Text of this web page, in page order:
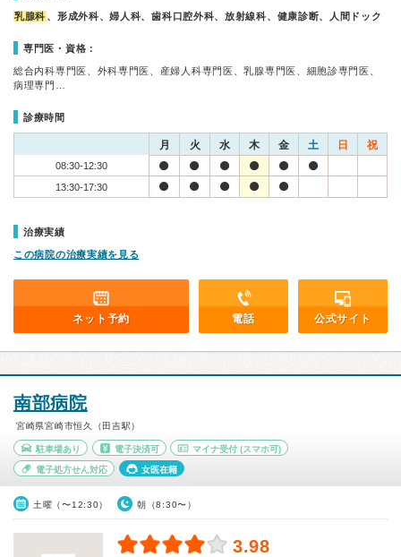
乳腺科 、形成外科、婦人科、歯科口腔外科、放射線科、健康診断、人間ドック
専門医・資格：
総合内科専門医、外科専門医、産婦人科専門医、乳腺専門医、細胞診専門医、
病理専門…
診療時間
月 火 水 木 金 土 日 祝
08:30-12:30
13:30-17:30
治療実績
この病院の治療実績を見る
ネット予約 電話 公式サイト
南部病院
宮崎県宮崎市恒久（田吉駅）
駐車場あり 電子決済可 マイナ受付 (スマホ可)
電子処方せん対応 女医在籍
土曜（〜12:30） 朝（8:30〜）
3.98